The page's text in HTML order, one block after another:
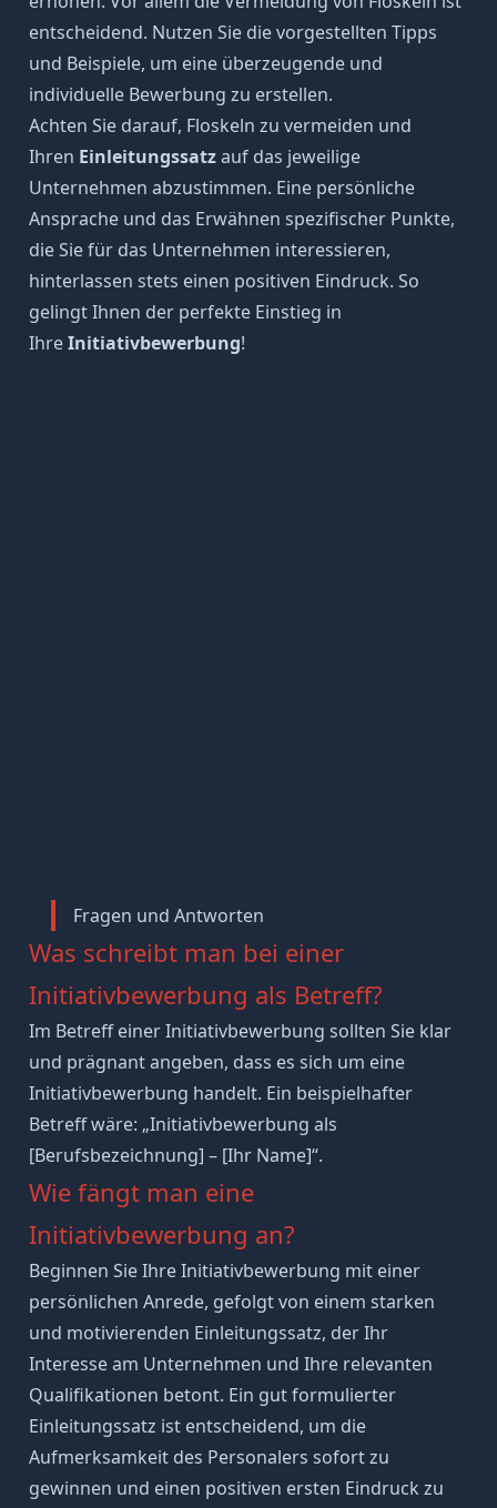
entscheidend. Nutzen Sie die vorgestellten Tipps
und Beispiele, um eine überzeugende und
individuelle Bewerbung zu erstellen.
Achten Sie darauf, Floskeln zu vermeiden und
Ihren Einleitungssatzauf das jeweilige
Unternehmen abzustimmen. Eine persönliche
Ansprache und das Erwähnen spezifischer Punkte,
die Sie für das Unternehmen interessieren,
hinterlassen stets einen positiven Eindruck. So
gelingt Ihnen der perfekte Einstieg in
IhreInitiativbewerbung!
Fragen und Antworten
Was schreibt man bei einer
Initiativbewerbung als Betreff?
Im Betreffeiner Initiativbewerbung sollten Sie klar
und prägnant angeben, dass es sich um eine
Initiativbewerbung handelt. Ein beispielhafter
Betreff wäre: „Initiativbewerbung als
[Berufsbezeichnung] – [Ihr Name]“.
Wie fängt man eine
Initiativbewerbung an?
Beginnen Sie Ihre Initiativbewerbung mit einer
persönlichen Anrede, gefolgt von einem starken
und motivierenden Einleitungssatz, der Ihr
Interesse am Unternehmen und Ihre relevanten
Qualifikationen betont. Ein gut formulierter
Einleitungssatz ist entscheidend, um die
Aufmerksamkeit des Personalers sofort zu
gewinnen und einen positiven ersten Eindruck zu